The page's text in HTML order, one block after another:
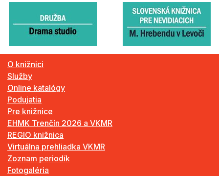
O knižnici
Služby
Online katalógy
Podujatia
Pre knižnice
EHMK Trenčín 2026 a VKMR
REGIO knižnica
Virtuálna prehliadka VKMR
Zoznam periodík
Fotogaléria